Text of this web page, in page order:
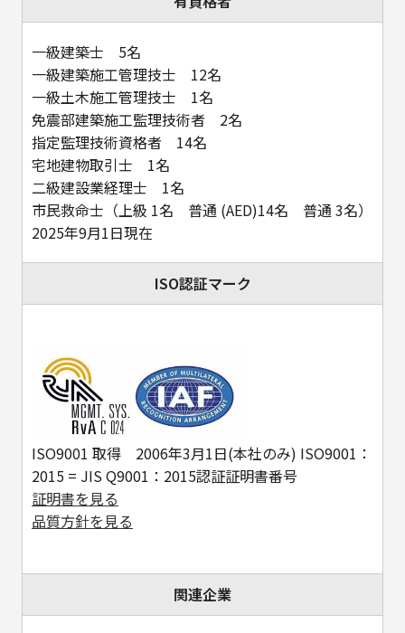
一級建築士 5名
一級建築施工管理技士 12名
一級土木施工管理技士 1名
免震部建築施工監理技術者 2名
指定監理技術資格者 14名
宅地建物取引士 1名
二級建設業経理士 1名
市民救命士（上級 1名 普通 (AED)14名 普通 3名）
2025年9月1日現在
ISO認証マーク
ISO9001 取得 2006年3月1日(本社のみ) ISO9001：
2015 = JIS Q9001：2015認証証明書番号
証明書を見る
品質方針を見る
関連企業